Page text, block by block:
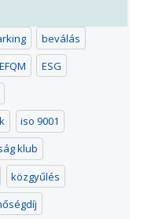
beválás
EFQM
ESG
iso 9001
klub
közgyűlés